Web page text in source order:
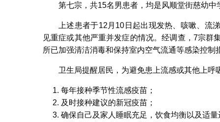
第七宗，共15名男患者，均是风顺堂街慈幼
上述患者于12月10日起出现发热、咳嗽、流
见重症或其他严重并发症的情况。经调查，7宗群
所已加强清洁消毒和保持室内空气流通等感染控
卫生局提醒居民，为避免患上流感或其他上
每年接种季节性流感疫苗；
及时接种建议的新冠疫苗；
确保自己及家人睡眠充足，饮食均衡以及适量